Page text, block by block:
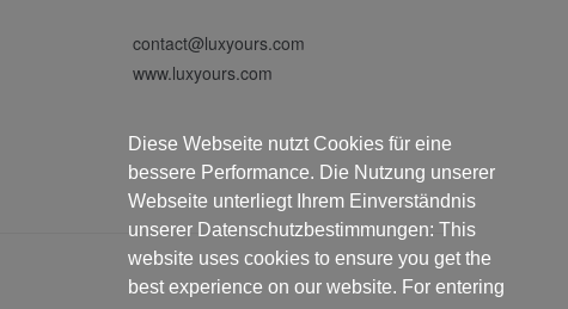
contact@luxyours.com
www.luxyours.com
Diese Webseite nutzt Cookies für eine
bessere Performance. Die Nutzung unserer
Webseite unterliegt Ihrem Einverständnis
unserer Datenschutzbestimmungen: This
website uses cookies to ensure you get the
best experience on our website. For entering